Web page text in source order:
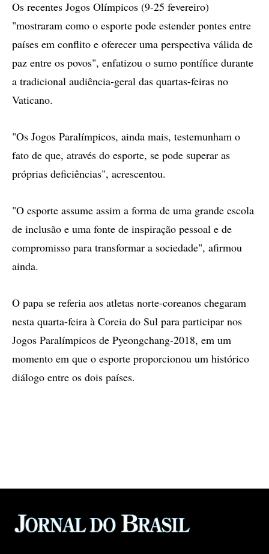
Os recentes Jogos Olímpicos (9-25 fevereiro)
"mostraram como o esporte pode estender pontes entre
países em conflito e oferecer uma perspectiva válida de
paz entre os povos", enfatizou o sumo pontífice durante
a tradicional audiência-geral das quartas-feiras no
Vaticano.
"Os Jogos Paralímpicos, ainda mais, testemunham o
fato de que, através do esporte, se pode superar as
próprias deficiências", acrescentou.
"O esporte assume assim a forma de uma grande escola
de inclusão e uma fonte de inspiração pessoal e de
compromisso para transformar a sociedade", afirmou
ainda.
O papa se referia aos atletas norte-coreanos chegaram
nesta quarta-feira à Coreia do Sul para participar nos
Jogos Paralímpicos de Pyeongchang-2018, em um
momento em que o esporte proporcionou um histórico
diálogo entre os dois países.